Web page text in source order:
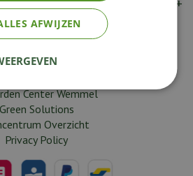
Center Wemmel
Green Solutions
Overzicht
Privacy Policy
AFWIJZEN